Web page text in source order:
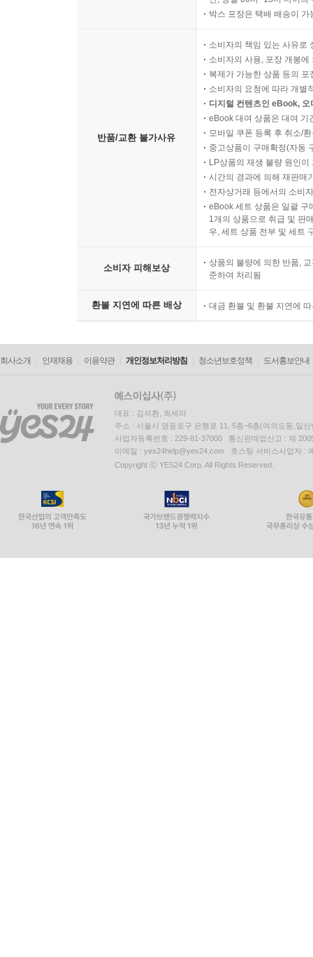
박스 포장은 택배 배송이
반품/교환 불가사유
소비자의 책임 있는 사유로
소비자의 사용, 포장 개봉
복제가 가능한 상품 등의
소비자의 요청에 따라 개별
디지털 컨텐츠인 eBook,
eBook 대여 상품은 대여 기
모바일 쿠폰 등록 후 취소/
중고상품이 구매확정(자동
LP상품의 재생 불량 원인
시간의 경과에 의해 재판매
전자상거래 등에서의 소비
eBook 세트 상품은 일괄 구
1개의 상품으로 취급 및 판
우, 세트 상품 전부 및 세트
소비자 피해보상
상품의 불량에 의한 반품,
준하여 처리됨
환불 지연에 따른 배상 대금 환불 및 환불 지연에
회사소개 인재채용 이용약관 개인정보처리방침 청소년보호정책 도서홍보안내
대표 : 김석환, 최세라
주소 : 서울시 영등포구 은행로 11, 5층~6층(여의도동,일신
사업자등록번호 : 229-81-37000 통신판매업신고 : 제
이메일 : yes24help@yes24.com 호스팅 서비스사업자 :
Copyright ⓒ YES24 Corp. All Rights Reserved.